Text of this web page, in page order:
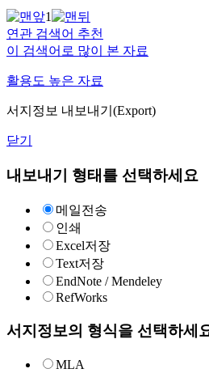
1
연관 검색어 추천
이 검색어로 많이 본 자료
활용도 높은 자료
서지정보 내보내기(Export)
닫기
내보내기 형태를 선택하세요
메일전송
인쇄
Excel저장
Text저장
EndNote / Mendeley
RefWorks
서지정보의 형식을 선택하세
MLA